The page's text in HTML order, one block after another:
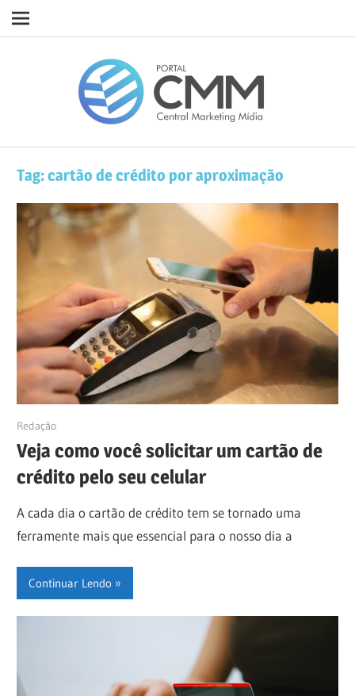
Navigation
Tag:cartão de crédito por aproximação
19/07/2019
Redação
Veja como você solicitar um cartão de
crédito pelo seu celular
A cada dia o cartão de crédito tem se tornado uma
ferramente mais que essencial para o nosso dia a
Continuar Lendo